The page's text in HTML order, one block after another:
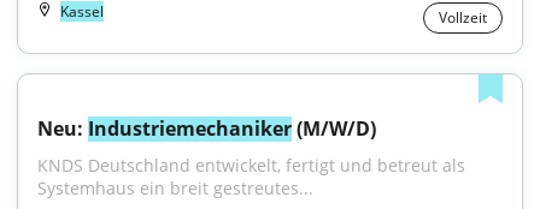
Kassel Vollzeit
Neu: Industriemechaniker (M/W/D)
KNDS Deutschland entwickelt, fertigt und betreut als
Systemhaus ein breit gestreutes...